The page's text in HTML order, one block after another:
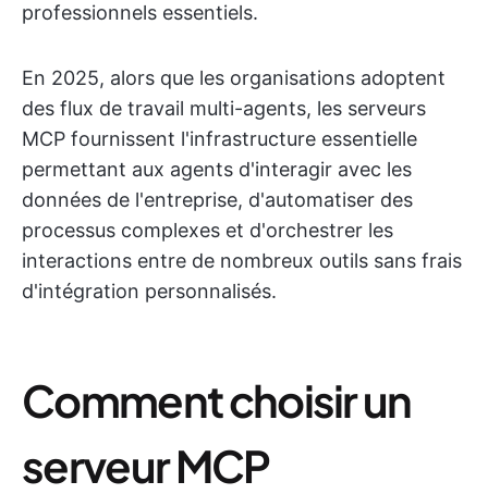
professionnels essentiels.
En 2025, alors que les organisations adoptent
des flux de travail multi-agents, les serveurs
MCP fournissent l'infrastructure essentielle
permettant aux agents d'interagir avec les
données de l'entreprise, d'automatiser des
processus complexes et d'orchestrer les
interactions entre de nombreux outils sans frais
d'intégration personnalisés.
Comment choisir un
serveur MCP